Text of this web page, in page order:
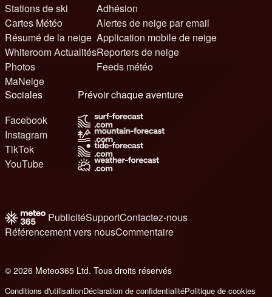
Stations de ski
Cartes Météo
Résumé de la neige
Whiteroom Actualités
Photos
MaNeige
Adhésion
Alertes de neige par email
Application mobile de neige
Reporters de neige
Feeds météo
Sociales
Facebook
Instagram
TikTok
YouTube
Prévoir chaque aventure
PublicitéSupportContactez-nous
Référencement vers nousCommentaire
© 2026 Meteo365 Ltd. Tous droits réservés
Conditions d'utilisationDéclaration de confidentialitéPolitique de cookies